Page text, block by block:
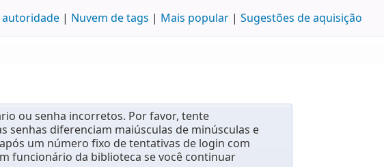
autoridade Nuvem de tags Mais popular Sugestões de aquisição
ou senha incorretos. Por favor, tente
senhas diferenciam maiúsculas de minúsculas e
um número fixo de tentativas de login com
funcionário da biblioteca se você continuar